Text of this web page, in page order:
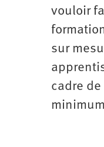
vouloir
sur
cadre